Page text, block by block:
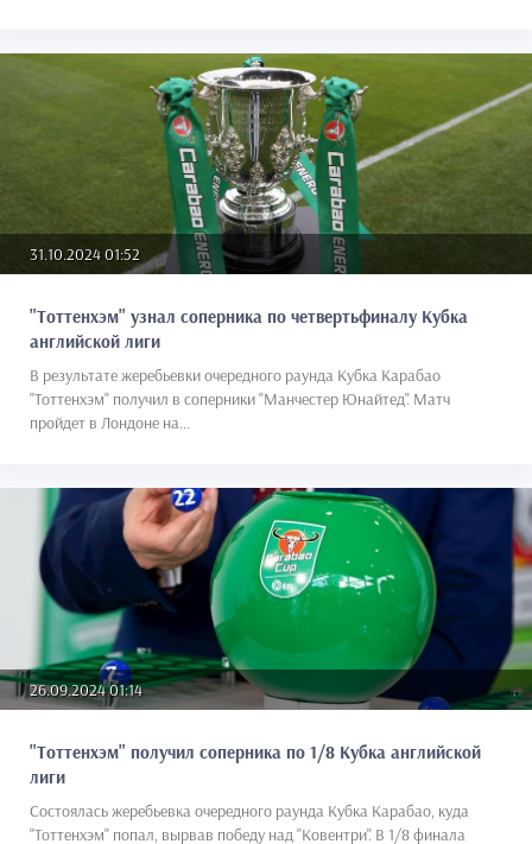
31.10.2024 01:52
"Тоттенхэм" узнал соперника по четвертьфиналу Кубка
английской лиги
В результате жеребьевки очередного раунда Кубка Карабао
"Тоттенхэм" получил в соперники "Манчестер Юнайтед". Матч
пройдет в Лондоне на...
26.09.2024 01:14
"Тоттенхэм" получил соперника по 1/8 Кубка английской
лиги
Состоялась жеребьевка очередного раунда Кубка Карабао, куда
"Тоттенхэм" попал, вырвав победу над "Ковентри". В 1/8 финала